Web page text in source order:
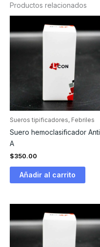
Productos relacionados
Sueros tipificadores, Febriles
Suero hemoclasificador Anti
A
$350.00
Añadir al carrito